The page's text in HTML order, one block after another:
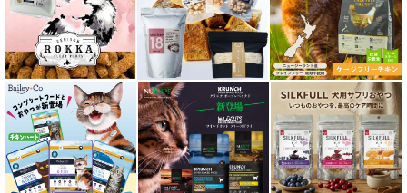
泌尿器ケア対応 フード for CAT
胃腸ケア対応 フード for CAT
口腔内・喉ケア対応商品 猫用
食欲サポート対応キャットフード